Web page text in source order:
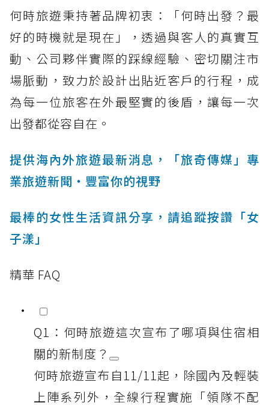
何時旅遊秉持著品牌初衷：「何時出發？最
好的時機就是現在」，透過與客人的真實互
動、公司夥伴實際的踩線經驗、密切關注市
場脈動，致力於設計出貼近客戶的行程，成
為每一位旅客在外最堅實的後盾，讓每一次
出發都從容自在。
提供海內外旅遊最新消息，「旅奇傳媒」專
業旅遊新聞‧豐富你的視野
最棒的女性生活資訊分享，請追蹤按讚「女
子漾」
精華 FAQ
Q1：何時旅遊這次宣布了哪項與住宿相
關的新制度？
何時旅遊宣布自11/11起，除國內及輕裝
上陣系列外，全線行程實施「領隊不配